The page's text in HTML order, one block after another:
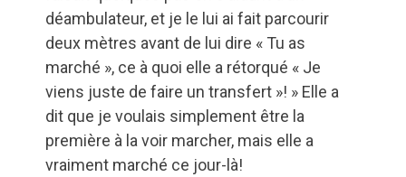
déambulateur, et je le lui ai fait parcourir
deux mètres avant de lui dire « Tu as
marché », ce à quoi elle a rétorqué « Je
viens juste de faire un transfert »! » Elle a
dit que je voulais simplement être la
première à la voir marcher, mais elle a
vraiment marché ce jour-là!